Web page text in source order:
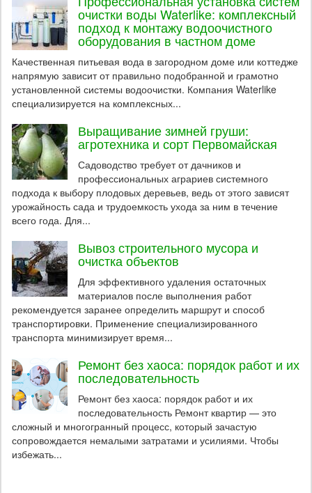
очистки воды Waterlike: комплексный
подход к монтажу водоочистного
оборудования в частном доме
Качественная питьевая вода в загородном доме или коттедже
напрямую зависит от правильно подобранной и грамотно
установленной системы водоочистки. Компания Waterlike
специализируется на комплексных...
Выращивание зимней груши:
агротехника и сорт Первомайская
Садоводство требует от дачников и
профессиональных аграриев системного
подхода к выбору плодовых деревьев, ведь от этого зависят
урожайность сада и трудоемкость ухода за ним в течение
всего года. Для...
Вывоз строительного мусора и
очистка объектов
Для эффективного удаления остаточных
материалов после выполнения работ
рекомендуется заранее определить маршрут и способ
транспортировки. Применение специализированного
транспорта минимизирует время...
Ремонт без хаоса: порядок работ и их
последовательность
Ремонт без хаоса: порядок работ и их
последовательность Ремонт квартир — это
сложный и многогранный процесс, который зачастую
сопровождается немалыми затратами и усилиями. Чтобы
избежать...